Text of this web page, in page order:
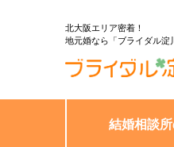
北大阪エリア密着！
地元婚なら「ブライダル淀
結婚相談